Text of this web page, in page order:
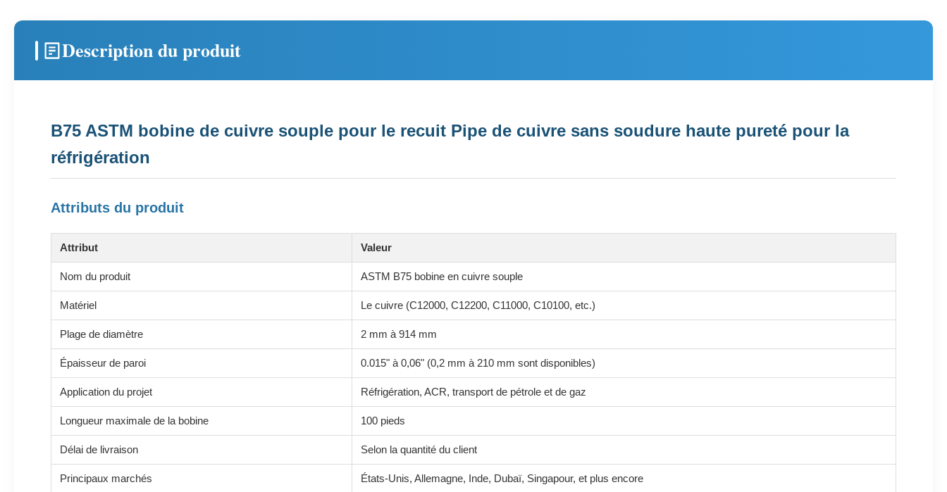
Description du produit
B75 ASTM bobine de cuivre souple pour le recuit Pipe de cuivre sans soudure haute pureté pour la
réfrigération
Attributs du produit
Attribut Valeur
Nom du produit ASTM B75 bobine en cuivre souple
Matériel Le cuivre (C12000, C12200, C11000, C10100, etc.)
Plage de diamètre 2 mm à 914 mm
Épaisseur de paroi 0.015" à 0,06" (0,2 mm à 210 mm sont disponibles)
Application du projet Réfrigération, ACR, transport de pétrole et de gaz
Longueur maximale de la bobine 100 pieds
Délai de livraison Selon la quantité du client
Principaux marchés États-Unis, Allemagne, Inde, Dubaï, Singapour, et plus encore